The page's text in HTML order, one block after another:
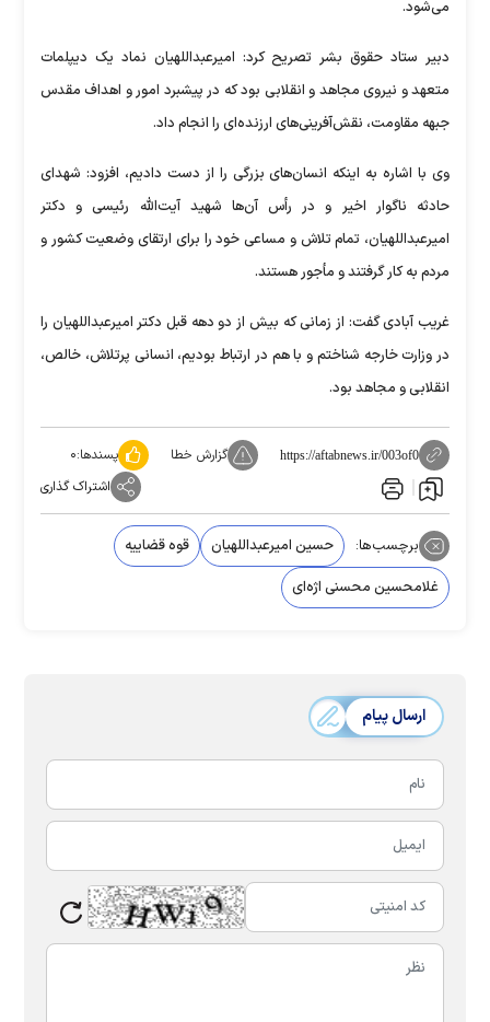
می‌شود.
دبیر ستاد حقوق بشر تصریح کرد: امیرعبداللهیان نماد یک دیپلمات
متعهد و نیروی مجاهد و انقلابی بود که در پیشبرد امور و اهداف مقدس
جبهه مقاومت، نقش‌آفرینی‌های ارزنده‌ای را انجام داد.
وی با اشاره به اینکه انسان‌های بزرگی را از دست دادیم، افزود: شهدای
حادثه ناگوار اخیر و در رأس آن‌ها شهید آیت‌الله رئیسی و دکتر
امیرعبداللهیان، تمام تلاش و مساعی خود را برای ارتقای وضعیت کشور و
مردم به کار گرفتند و مأجور هستند.
غریب آبادی گفت: از زمانی که بیش از دو دهه قبل دکتر امیرعبداللهیان را
در وزارت خارجه شناختم و با هم در ارتباط بودیم، انسانی پرتلاش، خالص،
انقلابی و مجاهد بود.
https://aftabnews.ir/003of0 گزارش خطا پسندها:۰
اشتراک گذاری
برچسب‌ها: حسین امیرعبداللهیان
قوه قضاییه
غلامحسین محسنی اژه‌ای
ارسال پیام